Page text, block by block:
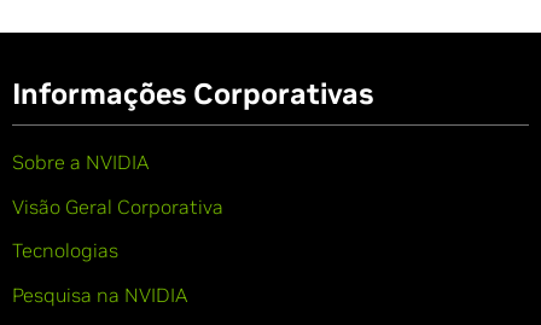
Informações Corporativas
Sobre a NVIDIA
Visão Geral Corporativa
Tecnologias
Pesquisa na NVIDIA